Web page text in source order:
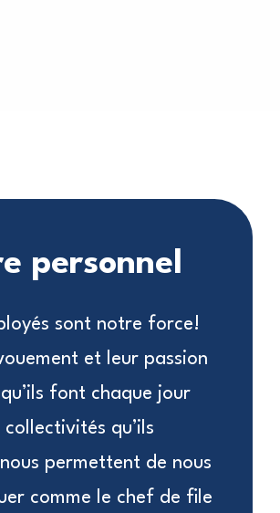
personnel
sont notre force!
et leur passion
font chaque jour
collectivités qu’ils
permettent de nous
comme le chef de file